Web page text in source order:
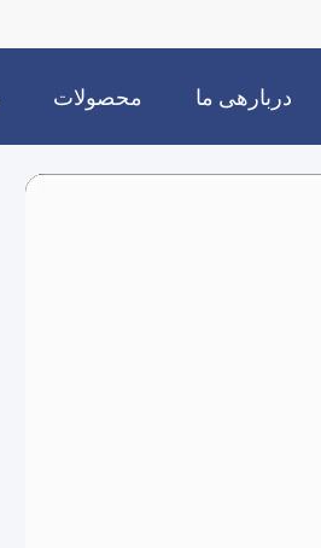
دربارهی ما محصولات